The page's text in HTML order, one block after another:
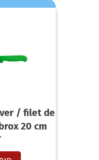
/ filet de
20 cm